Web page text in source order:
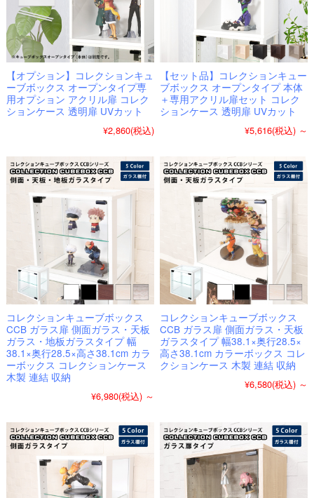
【オプション】コレクションキュ
ーブボックス オープンタイプ専
用オプション アクリル扉 コレク
ションケース 透明扉 UVカット
¥2,860(税込)
【セット品】コレクションキュー
ブボックス オープンタイプ 本体
＋専用アクリル扉セット コレク
ションケース 透明扉 UVカット
¥5,616(税込) ～
コレクションキューブボックス
CCB ガラス扉 側面ガラス・天板
ガラス・地板ガラスタイプ 幅
38.1×奥行28.5×高さ38.1cm カラ
ーボックス コレクションケース
木製 連結 収納
¥6,980(税込) ～
コレクションキューブボックス
CCB ガラス扉 側面ガラス・天板
ガラスタイプ 幅38.1×奥行28.5×
高さ38.1cm カラーボックス コレ
クションケース 木製 連結 収納
¥6,580(税込) ～